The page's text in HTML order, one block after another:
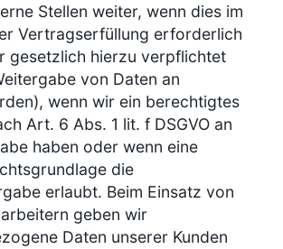
Stellen weiter, wenn dies im
Vertragserfüllung erforderlich
gesetzlich hierzu verpflichtet
von Daten an
wenn wir ein berechtigtes
Art. 6 Abs. 1 lit. f DSGVO an
haben oder wenn eine
die
erlaubt. Beim Einsatz von
geben wir
Daten unserer Kunden